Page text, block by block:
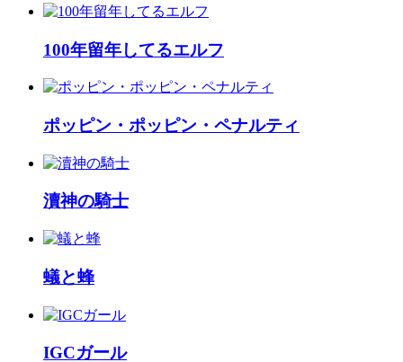
100年留年してるエルフ
ポッピン・ポッピン・ペナルティ
瀆神の騎士
蟻と蜂
IGCガール